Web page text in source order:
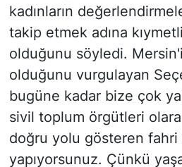
kadınların
takip etmek adına
olduğunu söyledi.
olduğunu vurgulayan
bugüne kadar bize çok
sivil toplum örgütleri
doğru yolu gösteren fahri
yapıyorsunuz. Çünkü